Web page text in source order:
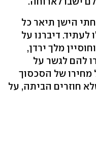
הישן תיאר כל
לעתיד. דיברנו על
מלך ירדן,
להם לגשר על
מחירו של הסכסוך
חוזרים הביתה, על